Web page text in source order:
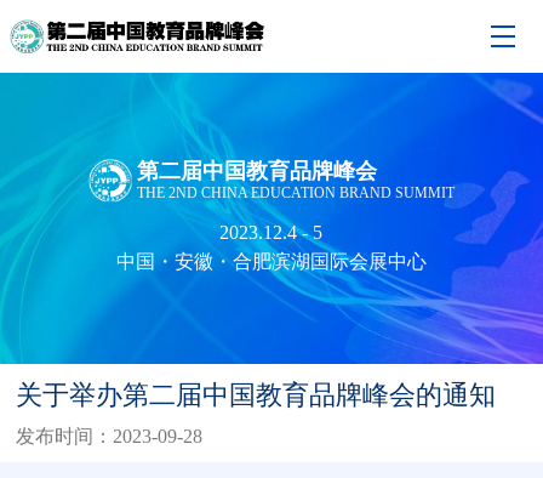
第二届中国教育品牌峰会
THE 2ND CHINA EDUCATION BRAND SUMMIT
2023.12.4 - 5
中国・安徽・合肥滨湖国际会展中心
关于举办第二届中国教育品牌峰会的通知
发布时间：2023-09-28